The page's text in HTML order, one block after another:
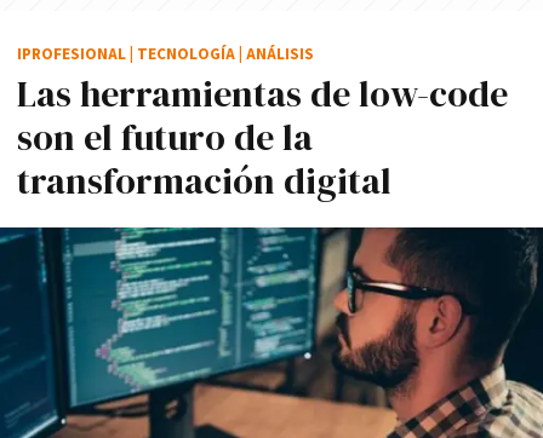
Las herramientas de low-code
son el futuro de la
transformación digital
IPROFESIONAL TECNOLOGÍA ANÁLISIS